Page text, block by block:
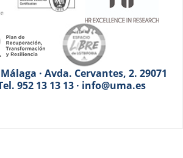
· Avda. Cervantes, 2. 29071
952 13 13 13 · info@uma.es